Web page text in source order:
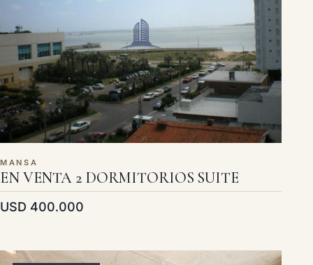
MANSA
EN VENTA 2 DORMITORIOS SUITE
USD 400.000